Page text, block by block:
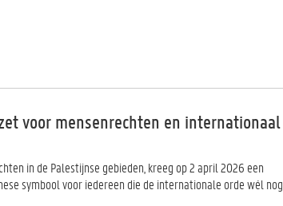
voor mensenrechten en internationaal
in de Palestijnse gebieden, kreeg op 2 april 2026 een
symbool voor iedereen die de internationale orde wél nog